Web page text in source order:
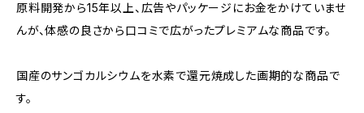
原料開発から15年以上、広告やパッケージにお金をかけていませ
んが、体感の良さから口コミで広がったプレミアムな商品です。
国産のサンゴカルシウムを水素で還元焼成した画期的な商品で
す。